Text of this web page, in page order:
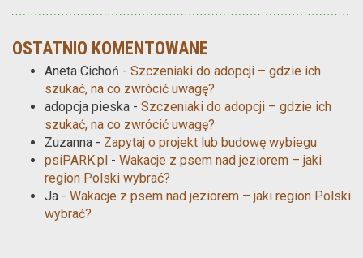
OSTATNIO KOMENTOWANE
Aneta Cichoń - Szczeniaki do adopcji – gdzie ich
szukać, na co zwrócić uwagę?
adopcja pieska - Szczeniaki do adopcji – gdzie ich
szukać, na co zwrócić uwagę?
Zuzanna - Zapytaj o projekt lub budowę wybiegu
psiPARK.pl - Wakacje z psem nad jeziorem – jaki
region Polski wybrać?
Ja - Wakacje z psem nad jeziorem – jaki region Polski
wybrać?